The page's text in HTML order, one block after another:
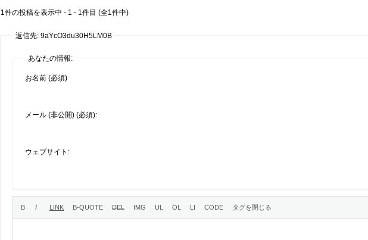
1件の投稿を表示中 - 1 - 1件目 (全1件中)
返信先: 9aYcO3du30H5LM0B
あなたの情報:
お名前 (必須)
メール (非公開) (必須):
ウェブサイト: